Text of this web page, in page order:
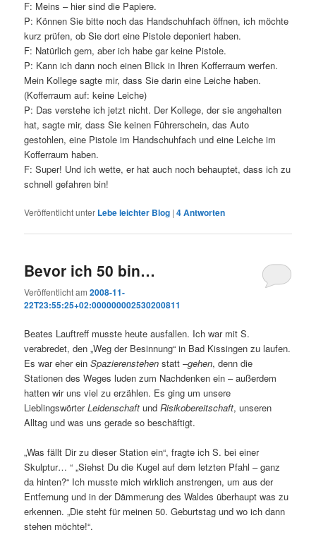
F: Meins – hier sind die Papiere.
P: Können Sie bitte noch das Handschuhfach öffnen, ich möchte
kurz prüfen, ob Sie dort eine Pistole deponiert haben.
F: Natürlich gern, aber ich habe gar keine Pistole.
P: Kann ich dann noch einen Blick in Ihren Kofferraum werfen.
Mein Kollege sagte mir, dass Sie darin eine Leiche haben.
(Kofferraum auf: keine Leiche)
P: Das verstehe ich jetzt nicht. Der Kollege, der sie angehalten
hat, sagte mir, dass Sie keinen Führerschein, das Auto
gestohlen, eine Pistole im Handschuhfach und eine Leiche im
Kofferraum haben.
F: Super! Und ich wette, er hat auch noch behauptet, dass ich zu
schnell gefahren bin!
Veröffentlicht unter Lebe leichter Blog |4Antworten
Bevor ich 50 bin…
Veröffentlicht am2008-11-
22T23:55:25+02:000000002530200811
Beates Lauftreff musste heute ausfallen. Ich war mit S.
verabredet, den „Weg der Besinnung“ in Bad Kissingen zu laufen.
Es war eher einSpazierenstehen statt –gehen, denn die
Stationen des Weges luden zum Nachdenken ein – außerdem
hatten wir uns viel zu erzählen. Es ging um unsere
LieblingswörterLeidenschaft undRisikobereitschaft, unseren
Alltag und was uns gerade so beschäftigt.
„Was fällt Dir zu dieser Station ein“, fragte ich S. bei einer
Skulptur… “ „Siehst Du die Kugel auf dem letzten Pfahl – ganz
da hinten?“ Ich musste mich wirklich anstrengen, um aus der
Entfernung und in der Dämmerung des Waldes überhaupt was zu
erkennen. „Die steht für meinen 50. Geburtstag und wo ich dann
stehen möchte!“.